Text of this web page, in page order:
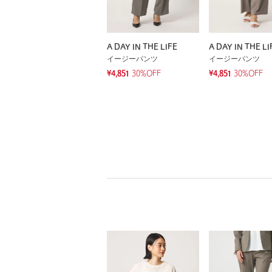
A DAY IN THE LIFE
イージーパンツ
¥4,851
30%OFF
A DAY IN THE
イージーパンツ
¥4,851
30%OFF